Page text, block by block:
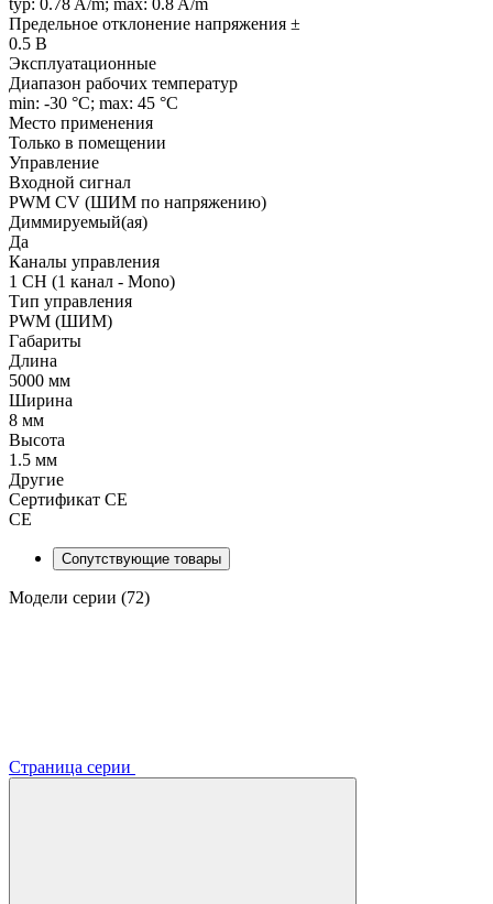
Предельное отклонение напряжения ±
0.5 В
Эксплуатационные
Диапазон рабочих температур
min: -30 °C; max: 45 °C
Место применения
Только в помещении
Управление
Входной сигнал
PWM СV (ШИМ по напряжению)
Диммируемый(ая)
Да
Каналы управления
1 CH (1 канал - Mono)
Тип управления
PWM (ШИМ)
Габариты
Длина
5000 мм
Ширина
8 мм
Высота
1.5 мм
Другие
Сертификат CE
CE
Сопутствующие товары
Модели серии (72)
Страница серии